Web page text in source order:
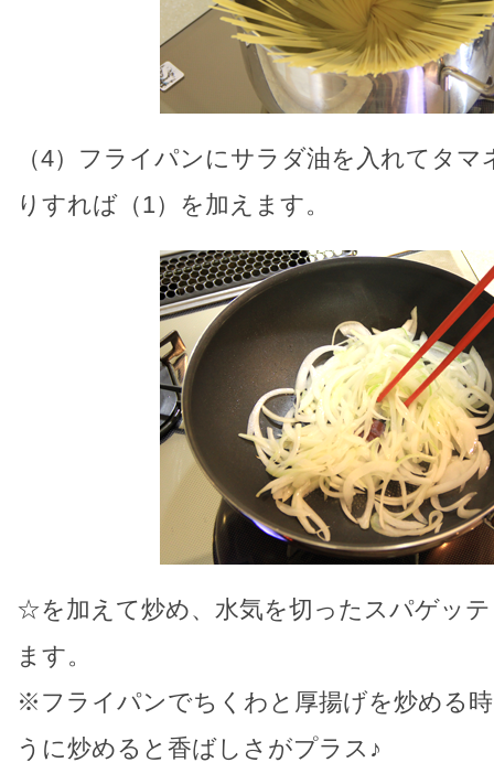
（4）フライパンにサラダ油を入れてタ
りすれば（1）を加えます。
☆を加えて炒め、水気を切ったスパゲッ
ます。
※フライパンでちくわと厚揚げを炒める
うに炒めると香ばしさがプラス♪